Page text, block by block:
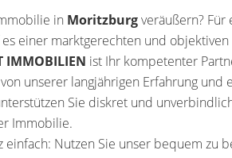
in Moritzburgveräußern?
einer marktgerechten und
IMMOBILIEN ist Ihr kompetenter
unserer langjährigen Erfahrung und
Sie diskret und
Immobilie.
einfach: Nutzen Sie unser bequem zu